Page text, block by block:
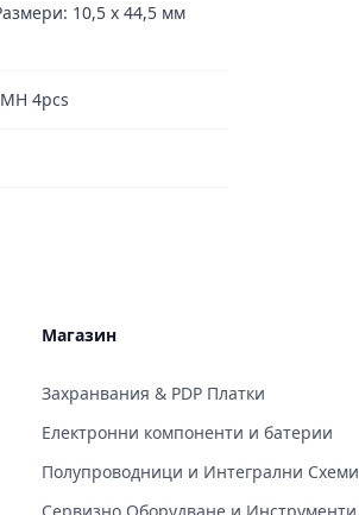
10,5 x 44,5 мм
4pcs
Магазин
Захранвания & PDP Платки
Електронни компоненти и батерии
Полупроводници и Интегрални Схеми